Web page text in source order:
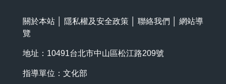
關於本站 隱私權及安全政策 聯絡我們
網站導
覽
地址：10491台北市中山區松江路209號
指導單位：文化部